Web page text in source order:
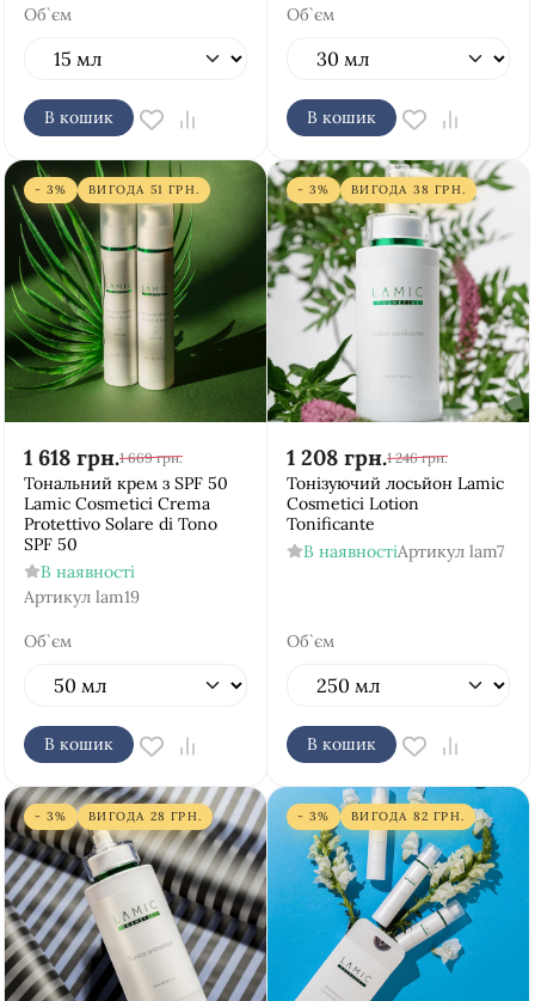
Об`єм
В кошик
Об`єм
В кошик
- 3% ВИГОДА 51 ГРН.
1 618 грн.1 669 грн.
Тональний крем з SPF 50
Lamic Cosmetici Crema
Protettivo Solare di Tono
SPF 50
В наявності
Артикул lam19
Об`єм
В кошик
- 3% ВИГОДА 38 ГРН.
1 208 грн.1 246 грн.
Тонізуючий лосьйон Lamic
Cosmetici Lotion
Tonificante
В наявностіАртикул lam7
Об`єм
В кошик
- 3% ВИГОДА 28 ГРН. - 3% ВИГОДА 82 ГРН.